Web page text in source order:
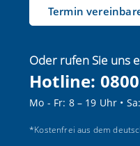
Termin
Oder rufen Sie uns
Hotline:
Mo - Fr: 8 – 19 Uhr •
*Kostenfrei aus dem